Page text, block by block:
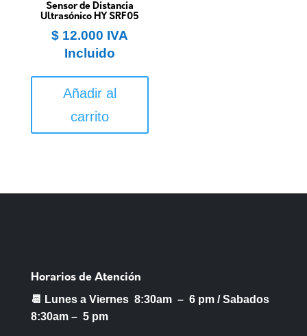
Sensor de Distancia
Ultrasónico HY SRF05
$12.000 IVA
Incluido
Añadir al
carrito
Horarios de Atención
📆 Lunes a Viernes 8:30am – 6 pm /Sabados
8:30am – 5 pm